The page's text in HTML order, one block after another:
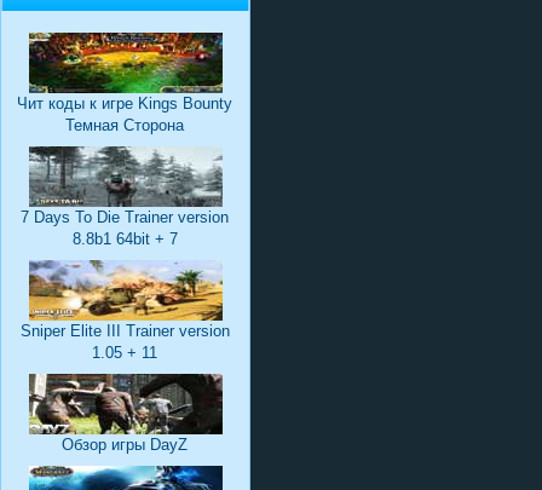
Чит коды к игре Kings Bounty
Темная Сторона
7 Days To Die Trainer version
8.8b1 64bit + 7
Sniper Elite III Trainer version
1.05 + 11
Обзор игры DayZ